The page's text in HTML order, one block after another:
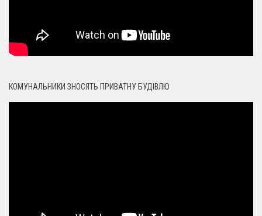
КОМУНАЛЬНИКИ ЗНОСЯТЬ ПРИВАТНУ БУДІВЛЮ